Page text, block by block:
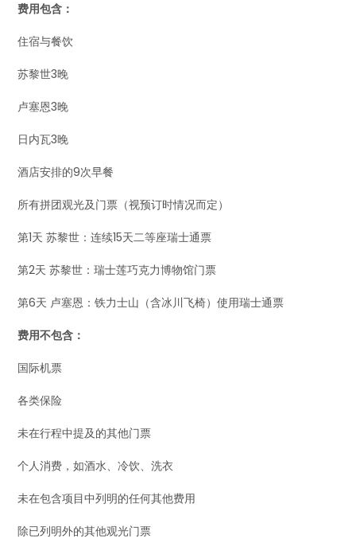
费用包含：
住宿与餐饮
苏黎世3晚
卢塞恩3晚
日内瓦3晚
酒店安排的9次早餐
所有拼团观光及门票（视预订时情况而定）
第1天 苏黎世：连续15天二等座瑞士通票
第2天 苏黎世：瑞士莲巧克力博物馆门票
第6天 卢塞恩：铁力士山（含冰川飞椅）使用瑞士通票
费用不包含：
国际机票
各类保险
未在行程中提及的其他门票
个人消费，如酒水、冷饮、洗衣
未在包含项目中列明的任何其他费用
除已列明外的其他观光门票